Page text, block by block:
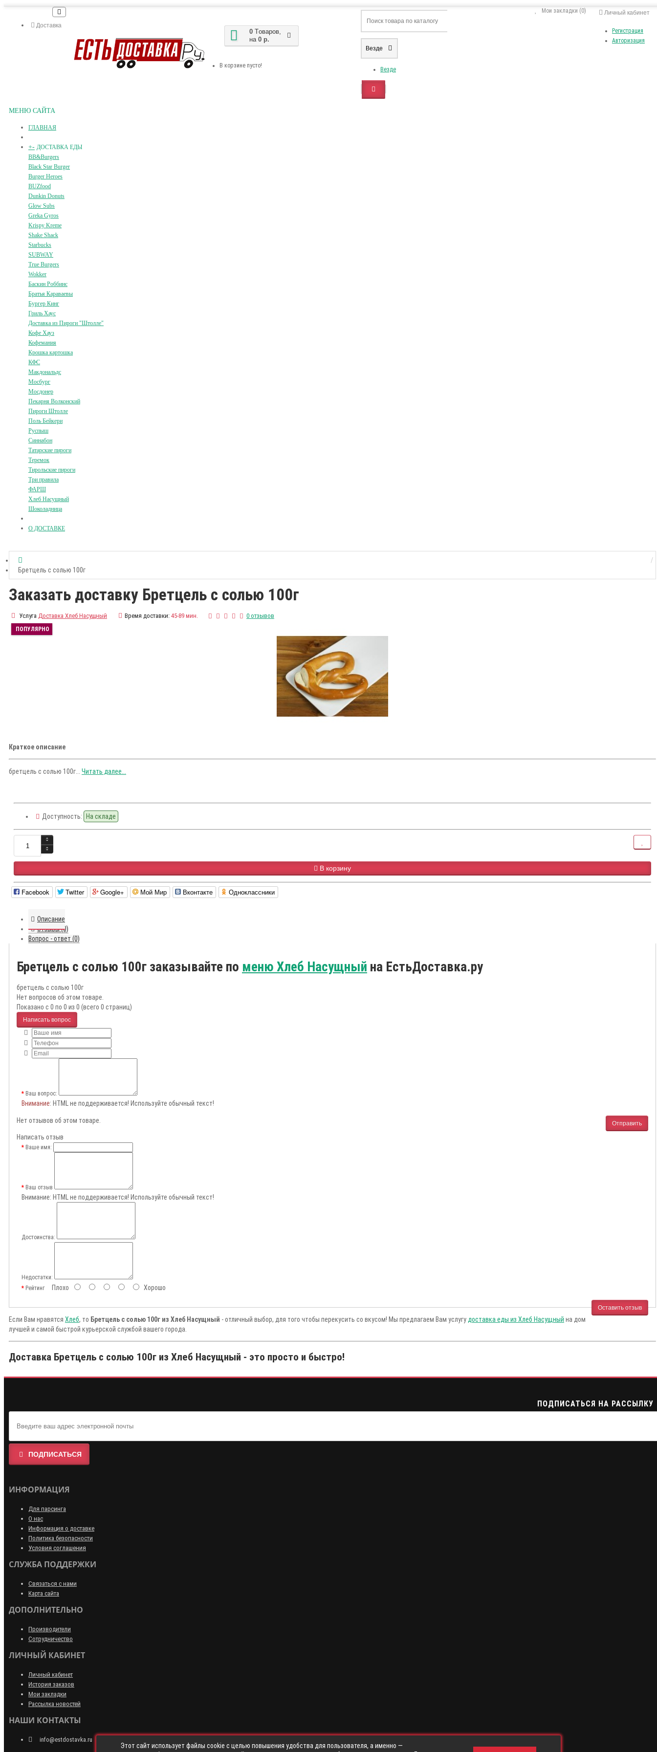
Доставка
Личный кабинет
Регистрация
Авторизация
Мои закладки (0)
0 Tоваров,
на 0 р.
В корзине пусто!
Везде
Везде
МЕНЮ САЙТА
ГЛАВНАЯ
+- ДОСТАВКА ЕДЫ
BB&Burgers
Black Star Burger
Burger Heroes
BUZfood
Dunkin Donuts
Glow Subs
Greka Gyros
Krispy Kreme
Shake Shack
Starbucks
SUBWAY
True Burgers
Wokker
Баскин Роббинс
Братья Караваевы
Бургер Кинг
Гриль Хаус
Доставка из Пироги "Штолле"
Кофе Хауз
Кофемания
Крошка картошка
КФС
Макдональдс
Мосбург
Мосдонер
Пекарня Волконский
Пироги Штолле
Поль Бейкери
Руспыш
Синнабон
Татарские пироги
Теремок
Тирольские пироги
Три правила
ФАРШ
Хлеб Насущный
Шоколадница
О ДОСТАВКЕ
Бретцель с солью 100г
Заказать доставку Бретцель с солью 100г
Услуга Доставка Хлеб Насущный Время доставки: 45-89 мин. 0 отзывов
ПОПУЛЯРНО
Краткое описание
бретцель с солью 100г... Читать далее...
Доступность: На складе
В корзину
Facebook Twitter Google+ Мой Мир Вконтакте Одноклассники
Описание
Отзывы (0)
Вопрос - ответ (0)
Бретцель с солью 100г заказывайте по меню Хлеб Насущный на ЕстьДоставка.ру
бретцель с солью 100г
Нет вопросов об этом товаре.
Показано с 0 по 0 из 0 (всего 0 страниц)
Написать вопрос
Ваш вопрос:
Внимание: HTML не поддерживается! Используйте обычный текст!
Отправить
Нет отзывов об этом товаре.
Написать отзыв
Ваше имя:
Ваш отзыв
Внимание: HTML не поддерживается! Используйте обычный текст!
Достоинства:
Недостатки:
РейтингПлохо Хорошо
Оставить отзыв
Если Вам нравятся Хлеб, то Бретцель с солью 100г из Хлеб Насущный - отличный выбор, для того чтобы перекусить со вкусом! Мы предлагаем Вам услугу доставка еды из Хлеб Насущный на дом
лучшей и самой быстрой курьерской службой вашего города.
Доставка Бретцель с солью 100г из Хлеб Насущный - это просто и быстро!
ПОДПИСАТЬСЯ НА РАССЫЛКУ
ПОДПИСАТЬСЯ
ИНФОРМАЦИЯ
Для парсинга
О нас
Информация о доставке
Политика безопасности
Условия соглашения
СЛУЖБА ПОДДЕРЖКИ
Связаться с нами
Карта сайта
ДОПОЛНИТЕЛЬНО
Производители
Сотрудничество
ЛИЧНЫЙ КАБИНЕТ
Личный кабинет
История заказов
Мои закладки
Рассылка новостей
НАШИ КОНТАКТЫ
info@estdostavka.ru
Этот сайт использует файлы cookie с целью повышения удобства для пользователя, а именно —